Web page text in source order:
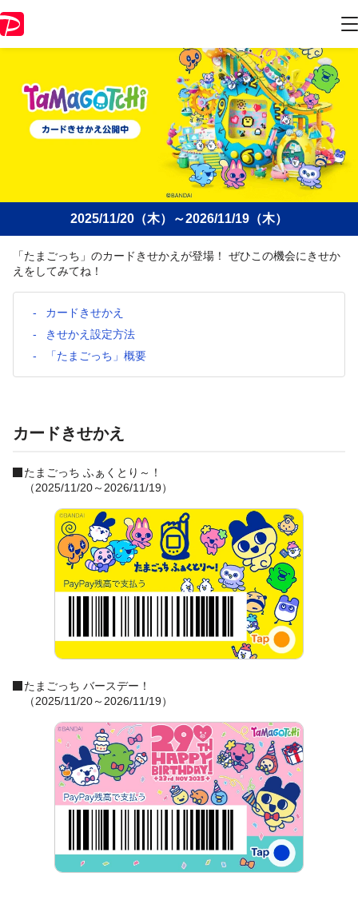
2025/11/20（木）～2026/11/19（木）
「たまごっち」のカードきせかえが登場！ ぜひこの機会にきせか
えをしてみてね！
カードきせかえ
きせかえ設定方法
「たまごっち」概要
カードきせかえ
たまごっち ふぁくとり～！
（2025/11/20～2026/11/19）
たまごっち バースデー！
（2025/11/20～2026/11/19）